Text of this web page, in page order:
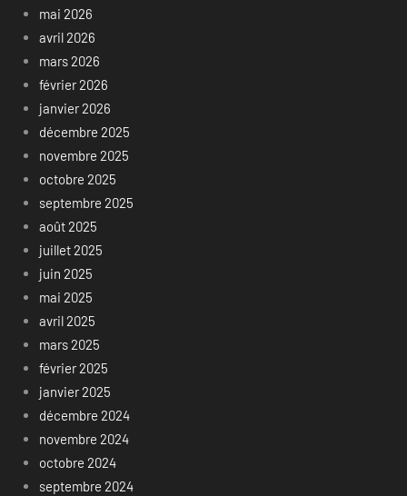
mai 2026
avril 2026
mars 2026
février 2026
janvier 2026
décembre 2025
novembre 2025
octobre 2025
septembre 2025
août 2025
juillet 2025
juin 2025
mai 2025
avril 2025
mars 2025
février 2025
janvier 2025
décembre 2024
novembre 2024
octobre 2024
septembre 2024